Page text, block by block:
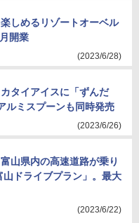
しめるリゾートオーベル
開業
(2023/6/28)
タイアイスに「ずんだ
ルミスプーンも同時発売
(2023/6/26)
山県内の高速道路が乗り
ドライブプラン」。最大
(2023/6/22)